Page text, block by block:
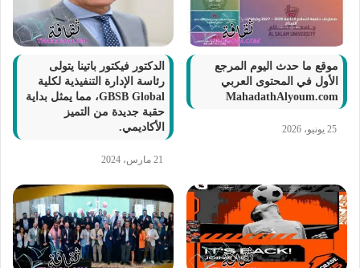
موقع ما حدث اليوم المرجع
الأول في المحتوى العربي
MahadathAlyoum.com
25 يونيو، 2026
الدكتور فيكتور باتينا يتولى
رئاسة الإدارة التنفيذية لكلية
GBSB Global، مما يمثل بداية
حقبة جديدة من التميز
الأكاديمي.
21 مارس، 2024